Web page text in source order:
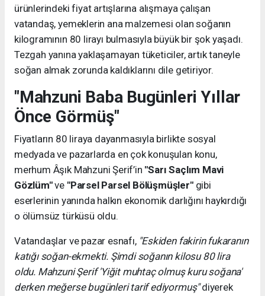
ürünlerindeki fiyat artışlarına alışmaya çalışan
vatandaş, yemeklerin ana malzemesi olan soğanın
kilogramının 80 lirayı bulmasıyla büyük bir şok yaşadı.
Tezgah yanına yaklaşamayan tüketiciler, artık taneyle
soğan almak zorunda kaldıklarını dile getiriyor.
"Mahzuni Baba Bugünleri Yıllar
Önce Görmüş"
Fiyatların 80 liraya dayanmasıyla birlikte sosyal
medyada ve pazarlarda en çok konuşulan konu,
merhum Âşık Mahzuni Şerif’in "Sarı Saçlım Mavi
Gözlüm"ve "Parsel Parsel Bölüşmüşler"gibi
eserlerinin yanında halkın ekonomik darlığını haykırdığı
o ölümsüz türküsü oldu.
Vatandaşlar ve pazar esnafı, "Eskiden fakirin fukaranın
katığı soğan-ekmekti. Şimdi soğanın kilosu 80 lira
oldu. Mahzuni Şerif 'Yiğit muhtaç olmuş kuru soğana'
derken meğerse bugünleri tarif ediyormuş"diyerek